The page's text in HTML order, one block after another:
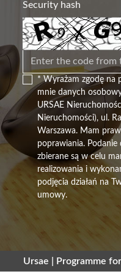
Security hash
* Wyrażam zgodę na
mnie danych
URSAE
Nieruchomości), ul.
Warszawa. Mam
poprawiania.
zbierane są w celu
realizowania i
podjęcia działań na
umowy.
Ursae | Programme